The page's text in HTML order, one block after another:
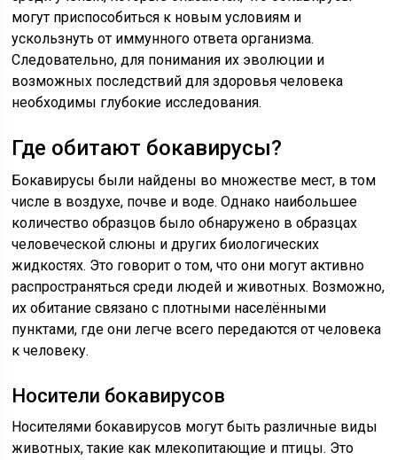
могут приспособиться к новым условиям и
ускользнуть от иммунного ответа организма.
Следовательно, для понимания их эволюции и
возможных последствий для здоровья человека
необходимы глубокие исследования.
Где обитают бокавирусы?
Бокавирусы были найдены во множестве мест, в том
числе в воздухе, почве и воде. Однако наибольшее
количество образцов было обнаружено в образцах
человеческой слюны и других биологических
жидкостях. Это говорит о том, что они могут активно
распространяться среди людей и животных. Возможно,
их обитание связано с плотными населёнными
пунктами, где они легче всего передаются от человека
к человеку.
Носители бокавирусов
Носителями бокавирусов могут быть различные виды
животных, такие как млекопитающие и птицы. Это